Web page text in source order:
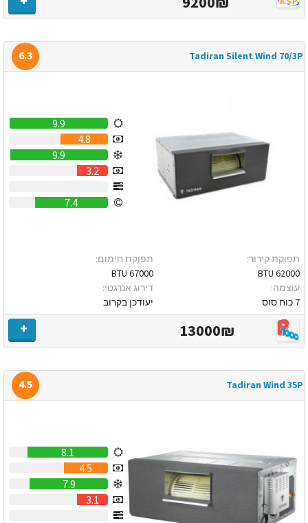
Tadiran Silent Wind 70/3P
6.3
9.9
4.8
9.9
3.2
7.4
תפוקת קירור:
62000 BTU
עוצמה:
7 כוח סוס
תפוקת חימום:
67000 BTU
דירוג אנרגטי:
יעודכן בקרוב
13000₪
Tadiran Wind 35P
4.5
8.1
4.5
7.9
3.1